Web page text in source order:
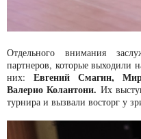
Отдельного внимания
партнеров, которые выходили
них: Евгений Смагин,
Валерио Колантони. Их
турнира и вызвали восторг у